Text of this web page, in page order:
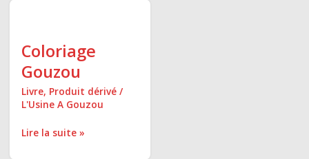
Coloriage
Gouzou
Livre, Produit dérivé /
L'Usine A Gouzou
Lire la suite »